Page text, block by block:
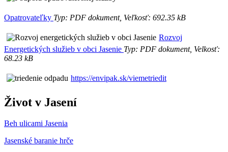
Opatrovateľky Typ: PDF dokument, Veľkosť: 692.35 kB
Rozvoj
Energetických služieb v obci Jasenie Typ: PDF dokument, Velkosť:
68.23 kB
https://envipak.sk/viemetriedit
Život v Jasení
Beh ulicami Jasenia
Jasenské baranie hrče